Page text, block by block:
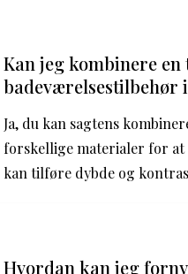
Kan jeg kombinere
badeværelsestilbehør
Ja, du kan sagtens
forskellige materialer for
kan tilføre dybde og
Hvordan kan jeg